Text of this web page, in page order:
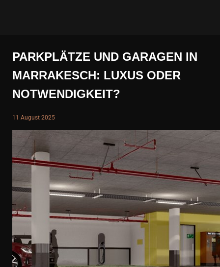
PARKPLÄTZE UND GARAGEN IN
MARRAKESCH: LUXUS ODER
NOTWENDIGKEIT?
11 August 2025